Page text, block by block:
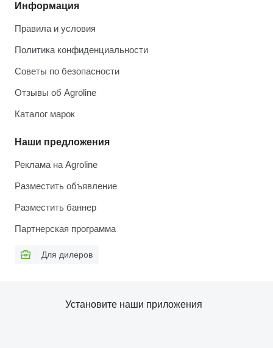
Информация
Правила и условия
Политика конфиденциальности
Советы по безопасности
Отзывы об Agroline
Каталог марок
Наши предложения
Реклама на Agroline
Разместить объявление
Разместить баннер
Партнерская программа
Для дилеров
Установите наши приложения